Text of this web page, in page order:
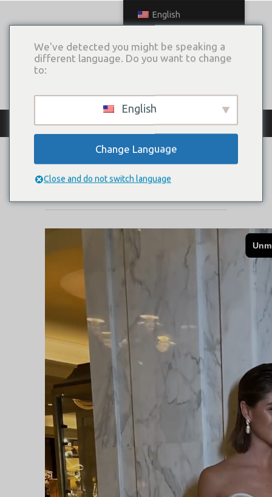
КАТАЛОГ ПЛАТЬЕВ
ETOILE
English
We've detected you might be speaking a
different language. Do you want to change
to:
English
Change Language
Close and do not switch language